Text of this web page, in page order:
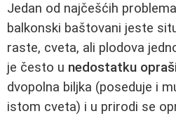
Jedan od najčešćih
balkonski baštovani jeste
raste, cveta, ali plodova
je često u nedostatku
dvopolna biljka (poseduje i
istom cveta) i u prirodi se